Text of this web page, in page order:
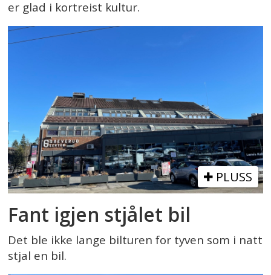
er glad i kortreist kultur.
PLUSS
Fant igjen stjålet bil
Det ble ikke lange bilturen for tyven som i natt
stjal en bil.